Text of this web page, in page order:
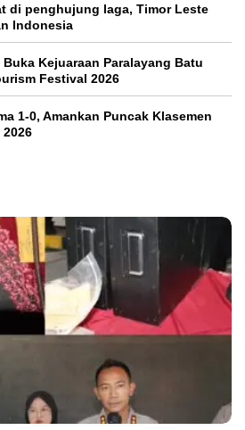
di penghujung laga, Timor Leste
Indonesia
Kejuaraan Paralayang Batu
Festival 2026
1-0, Amankan Puncak Klasemen
2026